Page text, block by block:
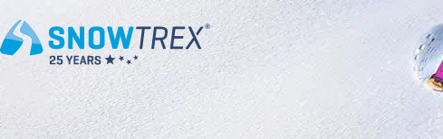
Abonnieren Sie unseren Newsletter und erfahren Sie als Erster von